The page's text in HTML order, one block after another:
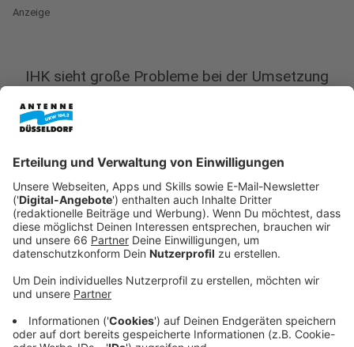
Anzeige
IHK sieht große Probleme bei der Umsetzung
Eine neue EU-Verordnung (EUGR) stellt Unternehmen
in der Region vor Herausforderungen: Laut einer
aktuellenStudieder IHK Düsseldorf sehen drei von
vier Betrieben erhebliche Schwierigkeiten bei der
Umsetzung. Die Verordnung verlangt: Wer Produkte
wie Kaffee, Kakao oder Holz in die EU einführt, muss
gerodet wurden - bis hin zu den genauen Anbauflächen.
Forderungen: